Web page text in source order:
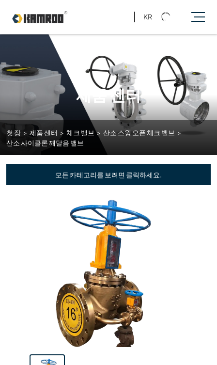
KR
제품 센터
첫 장 > 제품 센터 > 체크 밸브 > 산소 스윙 오픈 체크 밸브 >
산소 사이클론 깨달음 밸브
모든 카테고리를 보려면 클릭하세요.